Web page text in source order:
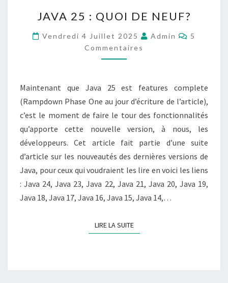
25
:
QUOI
DE
JAVA 25 : QUOI DE NEUF?
Vendredi 4 Juillet 2025 Admin
5
Commentaires
Maintenant que Java 25 est features complete
(Rampdown Phase One au jour d’écriture de l’article),
c’est le moment de faire le tour des fonctionnalités
qu’apporte cette nouvelle version, à nous, les
développeurs. Cet article fait partie d’une suite
d’article sur les nouveautés des dernières versions de
Java, pour ceux qui voudraient les lire en voici les liens
: Java 24, Java 23, Java 22, Java 21, Java 20, Java 19,
Java 18, Java 17, Java 16, Java 15, Java 14,…
LIRE LA SUITELIRE LA SUITE